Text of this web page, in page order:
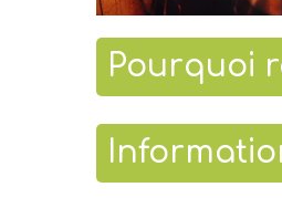
Pourquoi